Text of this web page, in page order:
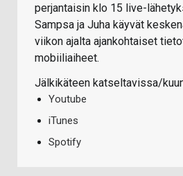
perjantaisin klo 15 live-
Sampsa ja Juha käyvät
viikon ajalta ajankohtaiset
mobiiliaiheet.
Jälkikäteen katseltavissa/
Youtube
iTunes
Spotify